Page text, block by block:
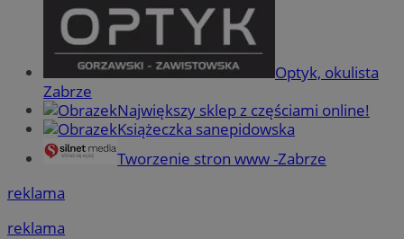
Optyk, okulista
Zabrze
Największy sklep z częściami online!
Książeczka sanepidowska
Tworzenie stron www -Zabrze
reklama
reklama